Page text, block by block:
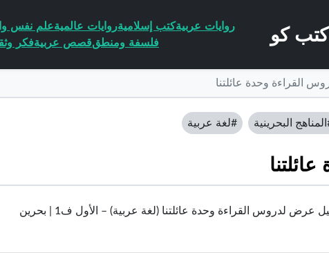
روايات عربيةكتب إسلاميةروايات عالميةعلم نفس
فلسفة ومنطققصص عربيةفكر
القراءة وحدة عائلتنا
البحرينية #لغة عربية
عرض لدروس القراءة وحدة عائلتنا (لغة عربية) – الأول ف1 | بحرين